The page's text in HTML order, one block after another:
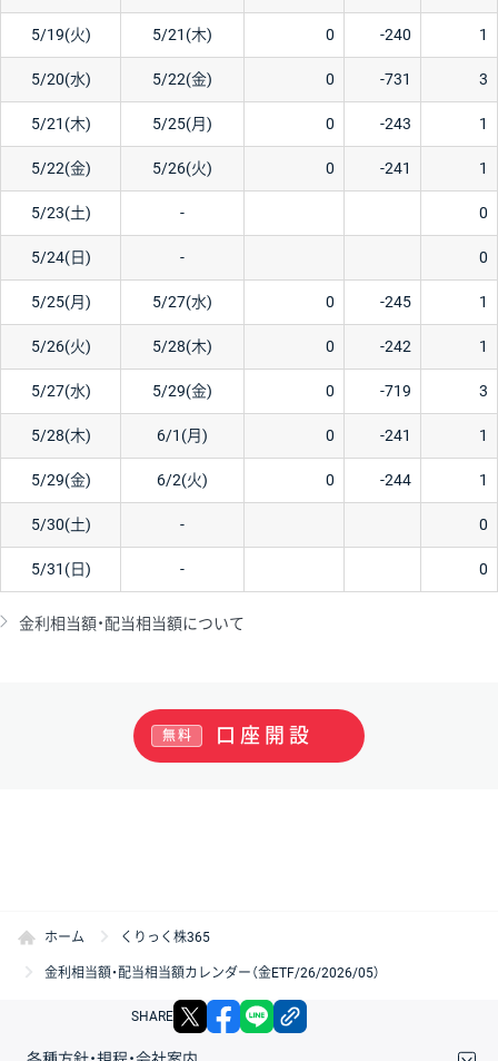
5/19(火) 5/21(木) 0 -240 1
5/20(水) 5/22(金) 0 -731 3
5/21(木) 5/25(月) 0 -243 1
5/22(金) 5/26(火) 0 -241 1
5/23(土) - 0
5/24(日) - 0
5/25(月) 5/27(水) 0 -245 1
5/26(火) 5/28(木) 0 -242 1
5/27(水) 5/29(金) 0 -719 3
5/28(木) 6/1(月) 0 -241 1
5/29(金) 6/2(火) 0 -244 1
5/30(土) - 0
5/31(日) - 0
金利相当額・配当相当額について
口座開設
無料
ホーム くりっく株365
金利相当額・配当相当額カレンダー（金ETF/26/2026/05）
SHARE X facebook